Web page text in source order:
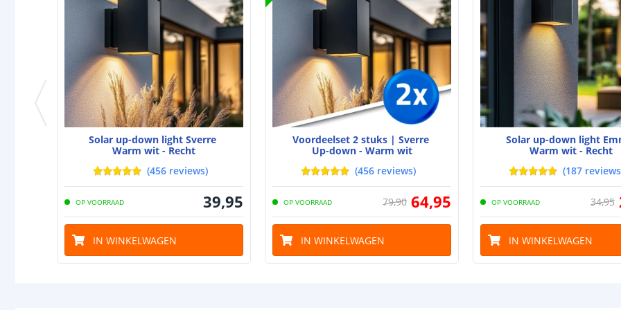
Capaciteit
Aantal
Batterij
Laadtijd
Brandduur
Solar paneel
Type paneel
Capaciteit
Uitleg over de
blog.
Solar up-down light Sverre
Warm wit - Recht
(456 reviews)
OP VOORRAAD 39,95
IN WINKELWAGEN
Voordeelset 2 stuks | Sverre
Up-down - Warm wit
(456 reviews)
OP VOORRAAD 79,90 64,95
IN WINKELWAGEN
Solar up-down light
Warm wit - Recht
(187 reviews
OP VOORRAAD 34,95
IN WINKELWAGEN